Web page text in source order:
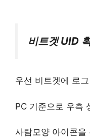
비트겟 UID
우선 비트겟에 로
PC 기준으로 우측
사람모양 아이콘을